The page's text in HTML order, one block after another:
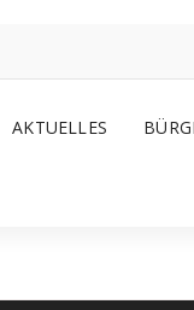
AKTUELLES